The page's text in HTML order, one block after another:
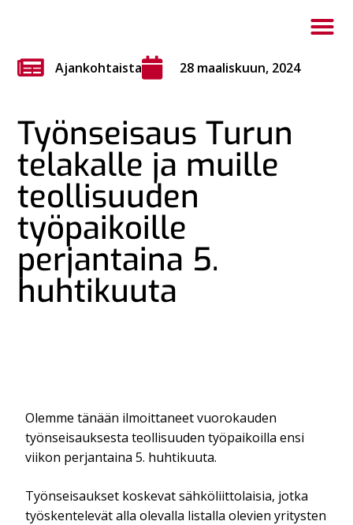
Ajankohtaista 28 maaliskuun, 2024
Työnseisaus Turun
telakalle ja muille
teollisuuden
työpaikoille
perjantaina 5.
huhtikuuta
Olemme tänään ilmoittaneet vuorokauden
työnseisauksesta teollisuuden työpaikoilla ensi
viikon perjantaina 5. huhtikuuta.
Työnseisaukset koskevat sähköliittolaisia, jotka
työskentelevät alla olevalla listalla olevien yritysten